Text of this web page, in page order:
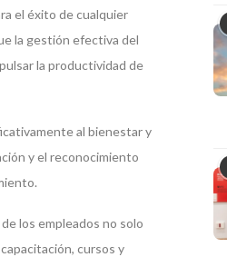
el éxito de cualquier
la gestión efectiva del
la productividad de
al bienestar y
y el reconocimiento
los empleados no solo
cursos y